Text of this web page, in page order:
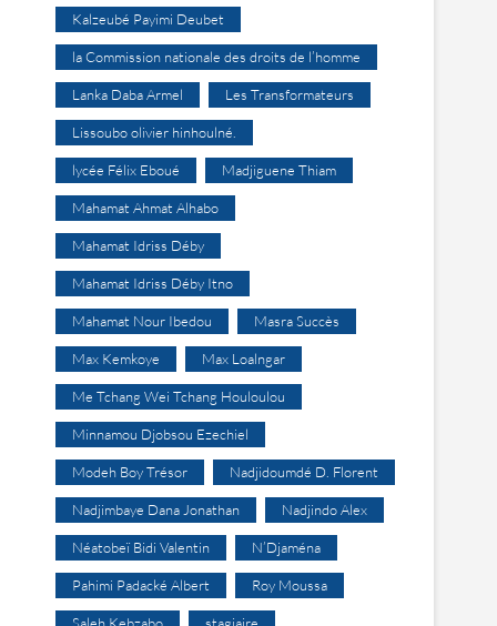
Kalzeubé Payimi Deubet
la Commission nationale des droits de l’homme
Lanka Daba Armel Les Transformateurs
Lissoubo olivier hinhoulné.
lycée Félix Eboué Madjiguene Thiam
Mahamat Ahmat Alhabo
Mahamat Idriss Déby
Mahamat Idriss Déby Itno
Mahamat Nour Ibedou Masra Succès
Max Kemkoye Max Loalngar
Me Tchang Wei Tchang Houloulou
Minnamou Djobsou Ezechiel
Modeh Boy Trésor Nadjidoumdé D. Florent
Nadjimbaye Dana Jonathan Nadjindo Alex
Néatobeï Bidi Valentin N’Djaména
Pahimi Padacké Albert Roy Moussa